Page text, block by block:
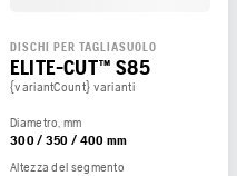
DISCHI PER TAGLIASUOLO
ELITE-CUT™ S85
{variantCount} varianti
Diametro, mm
300 / 350 / 400 mm
Altezza del segmento